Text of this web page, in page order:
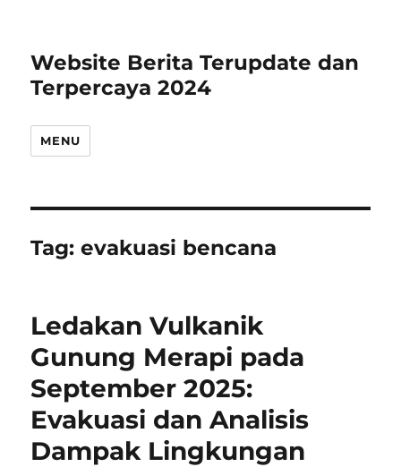
Website Berita Terupdate dan
Terpercaya 2024
MENU
Tag:evakuasi bencana
Ledakan Vulkanik
Gunung Merapi pada
September 2025:
Evakuasi dan Analisis
Dampak Lingkungan